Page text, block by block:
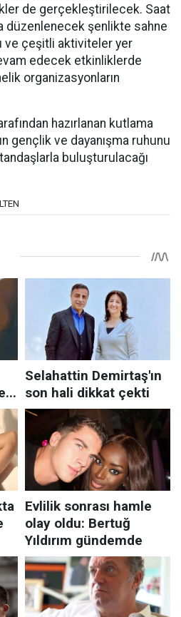
de gerçekleştirilecek. Saat
düzenlenecek şenlikte sahne
ve çeşitli aktiviteler yer
edecek etkinliklerde
organizasyonların
hazırlanan kutlama
gençlik ve dayanışma ruhunu
buluşturulacağı